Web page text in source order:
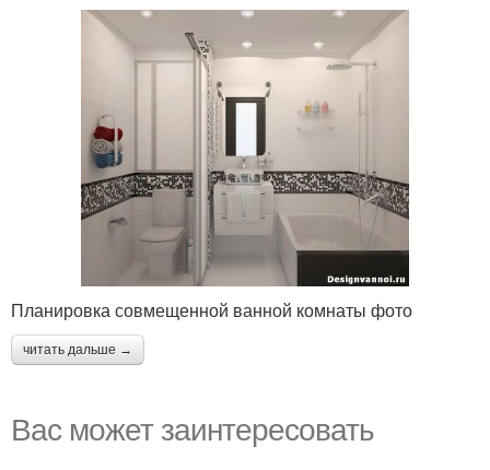
Планировка совмещенной ванной комнаты фото
читать дальше →
Вас может заинтересовать